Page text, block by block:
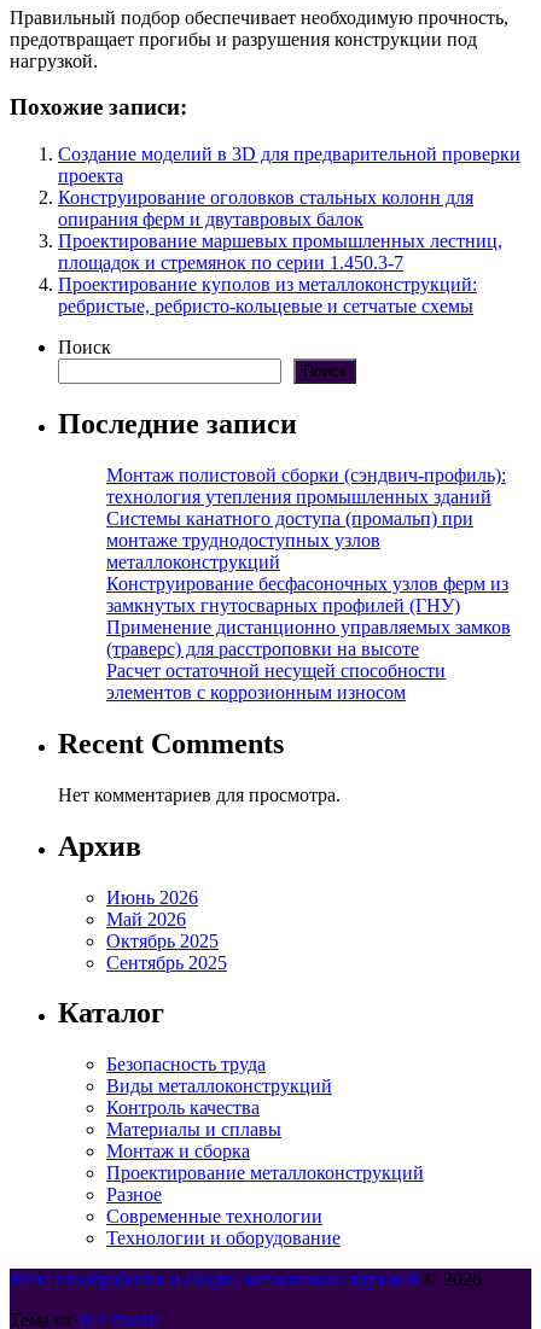
Правильный подбор обеспечивает необходимую прочность,
предотвращает прогибы и разрушения конструкции под
нагрузкой.
Похожие записи:
Создание моделий в 3D для предварительной проверки
проекта
Конструирование оголовков стальных колонн для
опирания ферм и двутавровых балок
Проектирование маршевых промышленных лестниц,
площадок и стремянок по серии 1.450.3-7
Проектирование куполов из металлоконструкций:
ребристые, ребристо-кольцевые и сетчатые схемы
Поиск
Поиск
Последние записи
Монтаж полистовой сборки (сэндвич-профиль):
технология утепления промышленных зданий
Системы канатного доступа (промальп) при
монтаже труднодоступных узлов
металлоконструкций
Конструирование бесфасоночных узлов ферм из
замкнутых гнутосварных профилей (ГНУ)
Применение дистанционно управляемых замков
(траверс) для расстроповки на высоте
Расчет остаточной несущей способности
элементов с коррозионным износом
Recent Comments
Нет комментариев для просмотра.
Архив
Июнь 2026
Май 2026
Октябрь 2025
Сентябрь 2025
Каталог
Безопасность труда
Виды металлоконструкций
Контроль качества
Материалы и сплавы
Монтаж и сборка
Проектирование металлоконструкций
Разное
Современные технологии
Технологии и оборудование
Металлообработка и сборка металлоконструкций © 2026
Тема от WP Puzzle